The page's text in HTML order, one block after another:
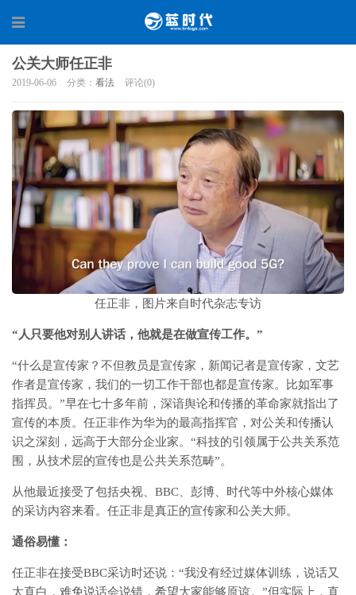
公关大师任正非
2019-06-06 分类： 看法 评论(0)
任正非，图片来自时代杂志专访
“人只要他对别人讲话，他就是在做宣传工作。”
“什么是宣传家？不但教员是宣传家，新闻记者是宣传家，文艺
作者是宣传家，我们的一切工作干部也都是宣传家。比如军事
指挥员。”早在七十多年前，深谙舆论和传播的革命家就指出了
宣传的本质。任正非作为华为的最高指挥官，对公关和传播认
识之深刻，远高于大部分企业家。“科技的引领属于公共关系范
围，从技术层的宣传也是公共关系范畴”。
从他最近接受了包括央视、BBC、彭博、时代等中外核心媒体
的采访内容来看。任正非是真正的宣传家和公关大师。
通俗易懂：
任正非在接受BBC采访时还说：“我没有经过媒体训练，说话又
太直白，难免说话会说错，希望大家能够原谅。”但实际上，直